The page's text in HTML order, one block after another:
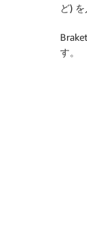
ど) を
す。